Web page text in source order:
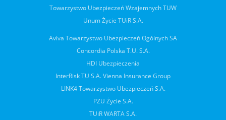
Towarzystwo Ubezpieczeń Wzajemnych TUW
Unum Życie TUiR S.A.
Aviva Towarzystwo Ubezpieczeń Ogólnych SA
Concordia Polska T.U. S.A.
HDI Ubezpieczenia
InterRisk TU S.A. Vienna Insurance Group
LINK4 Towarzystwo Ubezpieczeń S.A.
PZU Życie S.A.
TUiR WARTA S.A.